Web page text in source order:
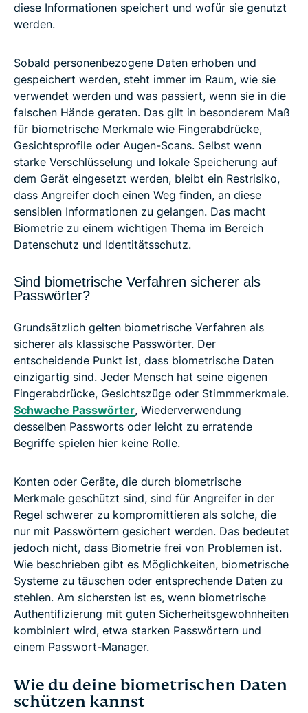
diese Informationen speichert und wofür sie genutzt
werden.
Sobald personenbezogene Daten erhoben und
gespeichert werden, steht immer im Raum, wie sie
verwendet werden und was passiert, wenn sie in die
falschen Hände geraten. Das gilt in besonderem Maß
für biometrische Merkmale wie Fingerabdrücke,
Gesichtsprofile oder Augen-Scans. Selbst wenn
starke Verschlüsselung und lokale Speicherung auf
dem Gerät eingesetzt werden, bleibt ein Restrisiko,
dass Angreifer doch einen Weg finden, an diese
sensiblen Informationen zu gelangen. Das macht
Biometrie zu einem wichtigen Thema im Bereich
Datenschutz und Identitätsschutz.
Sind biometrische Verfahren sicherer als
Passwörter?
Grundsätzlich gelten biometrische Verfahren als
sicherer als klassische Passwörter. Der
entscheidende Punkt ist, dass biometrische Daten
einzigartig sind. Jeder Mensch hat seine eigenen
Fingerabdrücke, Gesichtszüge oder Stimmmerkmale.
Schwache Passwörter, Wiederverwendung
desselben Passworts oder leicht zu erratende
Begriffe spielen hier keine Rolle.
Konten oder Geräte, die durch biometrische
Merkmale geschützt sind, sind für Angreifer in der
Regel schwerer zu kompromittieren als solche, die
nur mit Passwörtern gesichert werden. Das bedeutet
jedoch nicht, dass Biometrie frei von Problemen ist.
Wie beschrieben gibt es Möglichkeiten, biometrische
Systeme zu täuschen oder entsprechende Daten zu
stehlen. Am sichersten ist es, wenn biometrische
Authentifizierung mit guten Sicherheitsgewohnheiten
kombiniert wird, etwa starken Passwörtern und
einem Passwort-Manager.
Wie du deine biometrischen Daten
schützen kannst